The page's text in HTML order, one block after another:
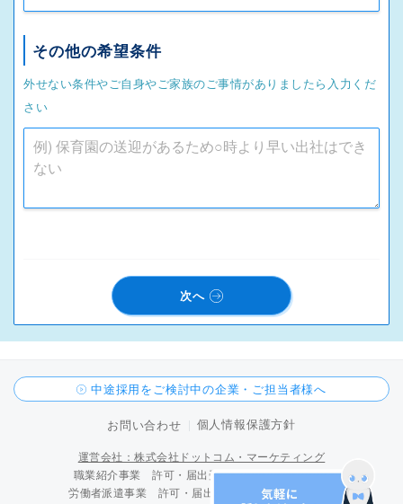
その他の希望条件
外せない条件やご自身やご家族のご事情がありましたら入力くだ
さい
次へ
中途採用をご検討中の企業・ご担当者様へ
お問い合わせ 個人情報保護方針
運営会社：株式会社ドットコム・マーケティング
職業紹介事業 許可・届出受理番号 15-ユ-300096
労働者派遣事業 許可・届出受理番号 派 15-300424